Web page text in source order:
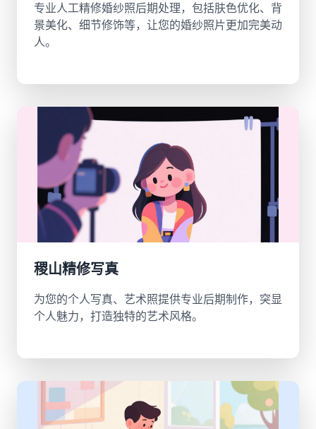
专业人工精修婚纱照后期处理，包括肤色优化、背
景美化、细节修饰等，让您的婚纱照片更加完美动
人。
稷山精修写真
为您的个人写真、艺术照提供专业后期制作，突显
个人魅力，打造独特的艺术风格。